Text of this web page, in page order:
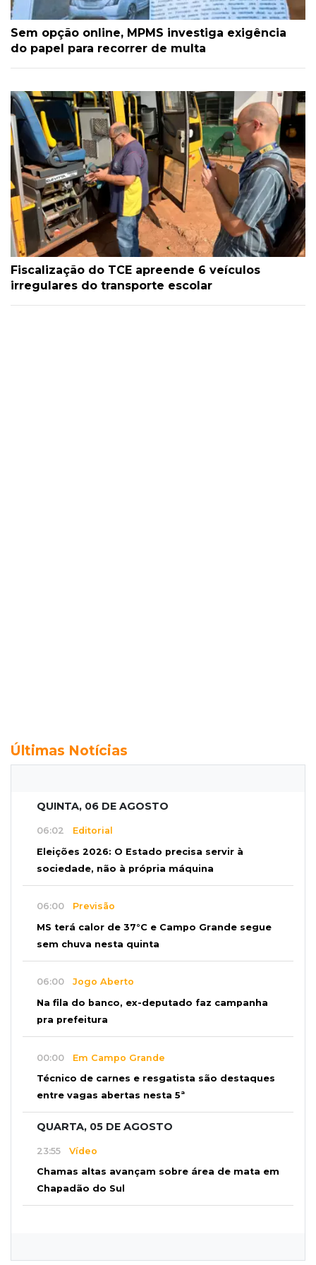
Sem opção online, MPMS investiga exigência
do papel para recorrer de multa
Fiscalização do TCE apreende 6 veículos
irregulares do transporte escolar
Últimas Notícias
QUINTA, 06 DE AGOSTO
06:02 Editorial
Eleições 2026: O Estado precisa servir à
sociedade, não à própria máquina
06:00 Previsão
MS terá calor de 37°C e Campo Grande segue
sem chuva nesta quinta
06:00 Jogo Aberto
Na fila do banco, ex-deputado faz campanha
pra prefeitura
00:00 Em Campo Grande
Técnico de carnes e resgatista são destaques
entre vagas abertas nesta 5ª
QUARTA, 05 DE AGOSTO
23:55 Vídeo
Chamas altas avançam sobre área de mata em
Chapadão do Sul